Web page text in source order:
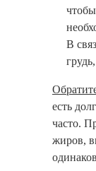
В
есть
часто.
жиров,